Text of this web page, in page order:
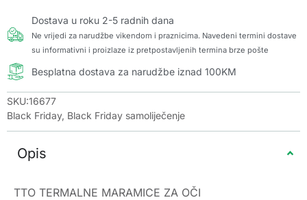
Dostava u roku 2-5 radnih dana
Ne vrijedi za narudžbe vikendom i praznicima. Navedeni termini dostave
su informativni i proizlaze iz pretpostavljenih termina brze pošte
Besplatna dostava za narudžbe iznad 100KM
SKU:16677
Black Friday, Black Friday samoliječenje
Opis
TTO TERMALNE MARAMICE ZA OČI